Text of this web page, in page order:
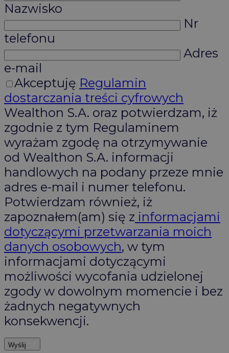
Nazwisko
Nr
telefonu
Adres
e-mail
Akceptuję Regulamin
dostarczania treści cyfrowych
Wealthon S.A. oraz potwierdzam, iż
zgodnie z tym Regulaminem
wyrażam zgodę na otrzymywanie
od Wealthon S.A. informacji
handlowych na podany przeze mnie
adres e-mail i numer telefonu.
Potwierdzam również, iż
zapoznałem(am) się z informacjami
dotyczącymi przetwarzania moich
danych osobowych, w tym
informacjami dotyczącymi
możliwości wycofania udzielonej
zgody w dowolnym momencie i bez
żadnych negatywnych
konsekwencji.
Wyślij